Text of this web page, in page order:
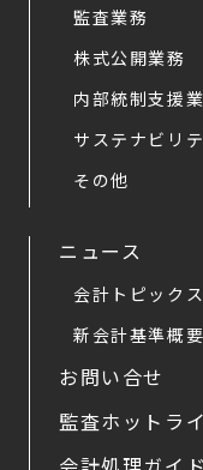
監査業務
株式公開業務
内部統制支援
サステナビリ
その他
ニュース
会計トピックス
新会計基準概
お問い合せ
監査ホットラ